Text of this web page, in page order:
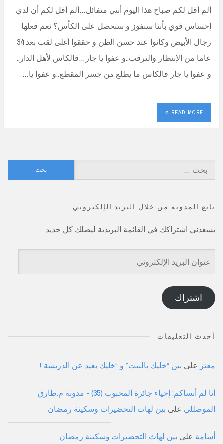
ألم أقل لكم صباح هذا اليوم أنني متفائل…ألم أقل لكم أن لدي
إحساس قوي بأننا سنفوز و سنحصل على الكأس؟ نعم فعلها
رجال الأبيض وكانوا عند حسن الظن و حققوا أغلى لقب بعد 34
عاما من الإنتظار والترقب..و عفوا يا جار…فالكاس لأهل الدار..
و عفوا يا جار فالكاس ما يطلع من جسر المقطع..و عفوا يا…
READ MORE
عن:
تابع المدونة من خلال البريد الإلكتروني
يسعدني اشتراكك في القائمة البريدية ليصلك كل جديد
عنوان
البريد
الإلكتروني
اشتراك
أحدث التعليقات
معتز على بين “خليك بالبيت” و “خليك بعيد عن الدريشة”!
أنا لم أنساكم: إحياء جائزة المحبوب (35) - مدونة م.طارق
الموصللي على بين لهاث التحضيرات وسكينة رمضان
أسامة على بين لهاث التحضيرات وسكينة رمضان